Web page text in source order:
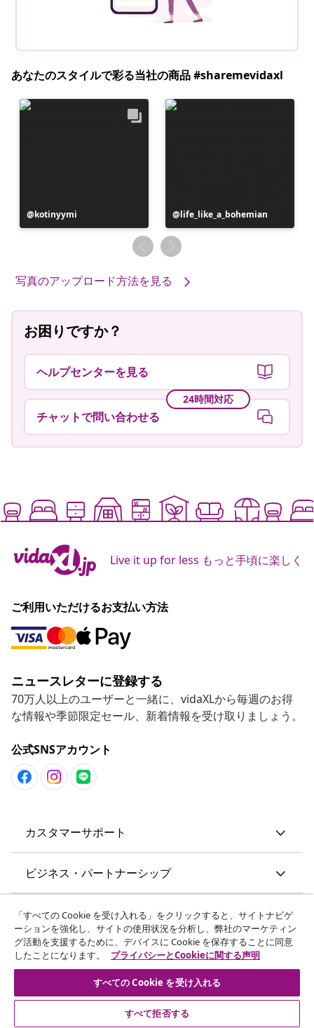
あなたのスタイルで彩る当社の商品 #sharemevidaxl
投
稿
kotinyymi
投
稿
者
life_like_a_bohemian
写真のアップロード方法を見る
お困りですか？
ヘルプセンターを見る
24時間対応
チャットで問い合わせる
Live it up for less もっと手頃に楽しく
ご利用いただけるお支払い方法
ニュースレターに登録する
70万人以上のユーザーと一緒に、vidaXLから毎週のお得
な情報や季節限定セール、新着情報を受け取りましょう。
公式SNSアカウント
カスタマーサポート
ビジネス・パートナーシップ
vidaXL
その他の情報
© 2008-2026 vidaXL. 当サイトは、vidaXL合同会社が運営してい
「すべての Cookie を受け入れる」をクリックすると、サイトナビゲ
ーションを強化し、サイトの使用状況を分析し、弊社のマーケティン
グ活動を支援するために、デバイスに Cookie を保存することに同意
したことになります。
プライバシーとCookieに関する声明
すべての Cookie を受け入れる
すべて拒否する